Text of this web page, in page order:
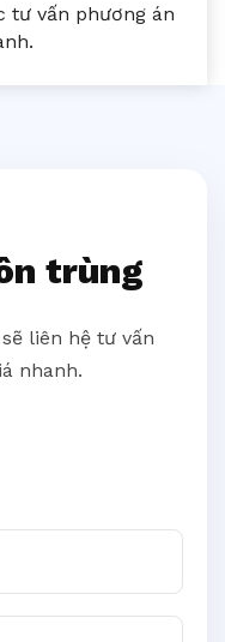
tư vấn phương án
trùng
liên hệ tư vấn
nhanh.